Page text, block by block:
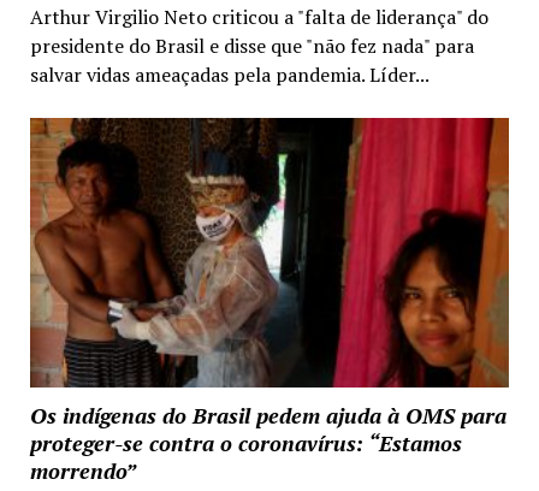
Arthur Virgilio Neto criticou a "falta de liderança" do
presidente do Brasil e disse que "não fez nada" para
salvar vidas ameaçadas pela pandemia. Líder...
Os indígenas do Brasil pedem ajuda à OMS para
proteger-se contra o coronavírus: “Estamos
morrendo”